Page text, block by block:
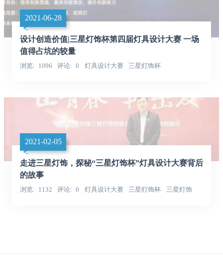
2021-06-28
设计创造价值|三星灯饰杯第四届灯具设计大赛 一场
值得占坑的较量
浏览 1096 评论 0 灯具设计大赛 三星灯饰杯
2021-02-05
走进三星灯饰，探秘“三星灯饰杯”灯具设计大赛背后
的故事
浏览 1132 评论 0 灯具设计大赛 三星灯饰杯 三星灯饰